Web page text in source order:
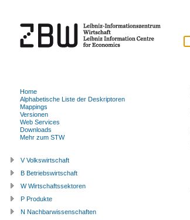
Home
Alphabetische Liste der Deskriptoren
Mappings
Versionen
Web Services
Downloads
Mehr zum STW
V Volkswirtschaft
B Betriebswirtschaft
W Wirtschaftssektoren
P Produkte
N Nachbarwissenschaften